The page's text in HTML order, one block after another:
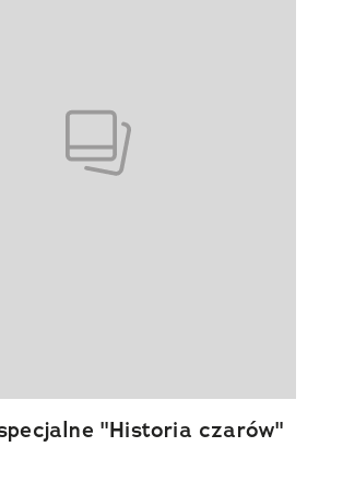
"Historia czarów"